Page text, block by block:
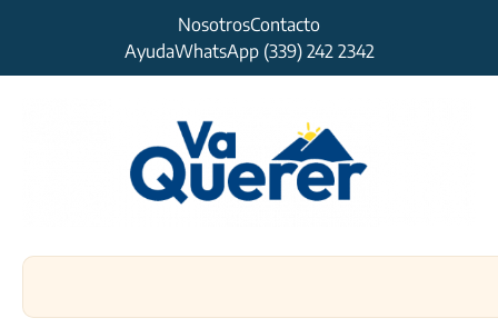
NosotrosContacto
AyudaWhatsApp (339) 242 2342